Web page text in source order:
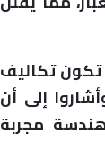
تكون تكاليف
إلى أن
هندسة مجربة